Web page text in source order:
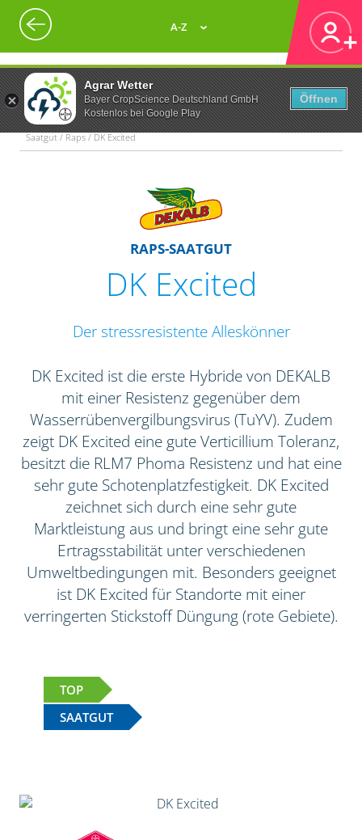
Agrar Wetter
Bayer CropScience Deutschland GmbH
Kostenlos bei Google Play
Öffnen
A-Z
Saatgut / Raps / DK Excited
RAPS-SAATGUT
DK Excited
Der stressresistente Alleskönner
DK Excited ist die erste Hybride von DEKALB
mit einer Resistenz gegenüber dem
Wasserrübenvergilbungsvirus (TuYV). Zudem
zeigt DK Excited eine gute Verticillium Toleranz,
besitzt die RLM7 Phoma Resistenz und hat eine
sehr gute Schotenplatzfestigkeit. DK Excited
zeichnet sich durch eine sehr gute
Marktleistung aus und bringt eine sehr gute
Ertragsstabilität unter verschiedenen
Umweltbedingungen mit. Besonders geeignet
ist DK Excited für Standorte mit einer
verringerten Stickstoff Düngung (rote Gebiete).
TOP
SAATGUT